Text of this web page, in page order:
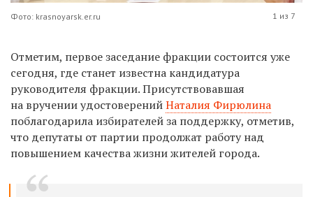
Фото: krasnoyarsk.er.ru 1 из 7
Отметим, первое заседание фракции состоится уже
сегодня, где станет известна кандидатура
руководителя фракции. Присутствовавшая
на вручении удостоверенийНаталия Фирюлина
поблагодарила избирателей за поддержку, отметив,
что депутаты от партии продолжат работу над
повышением качества жизни жителей города.